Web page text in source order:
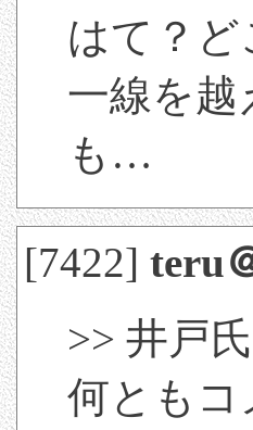
はて？ど
一線を越
も…
[7422]teru
>> 井戸
何とも